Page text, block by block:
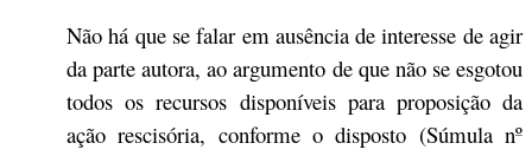
Não há que se falar em ausência de interesse de agir
da parte autora, ao argumento de que não se esgotou
todos os recursos disponíveis para proposição da
ação rescisória, conforme o disposto (Súmula nº